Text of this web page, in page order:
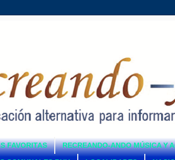
FAVORITAS RECREANDO-ANDO MÚSICA Y